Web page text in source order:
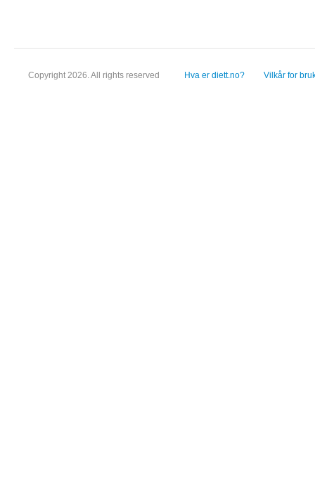
Copyright 2026. All rights reserved Hva er diett.no? Vilkår for